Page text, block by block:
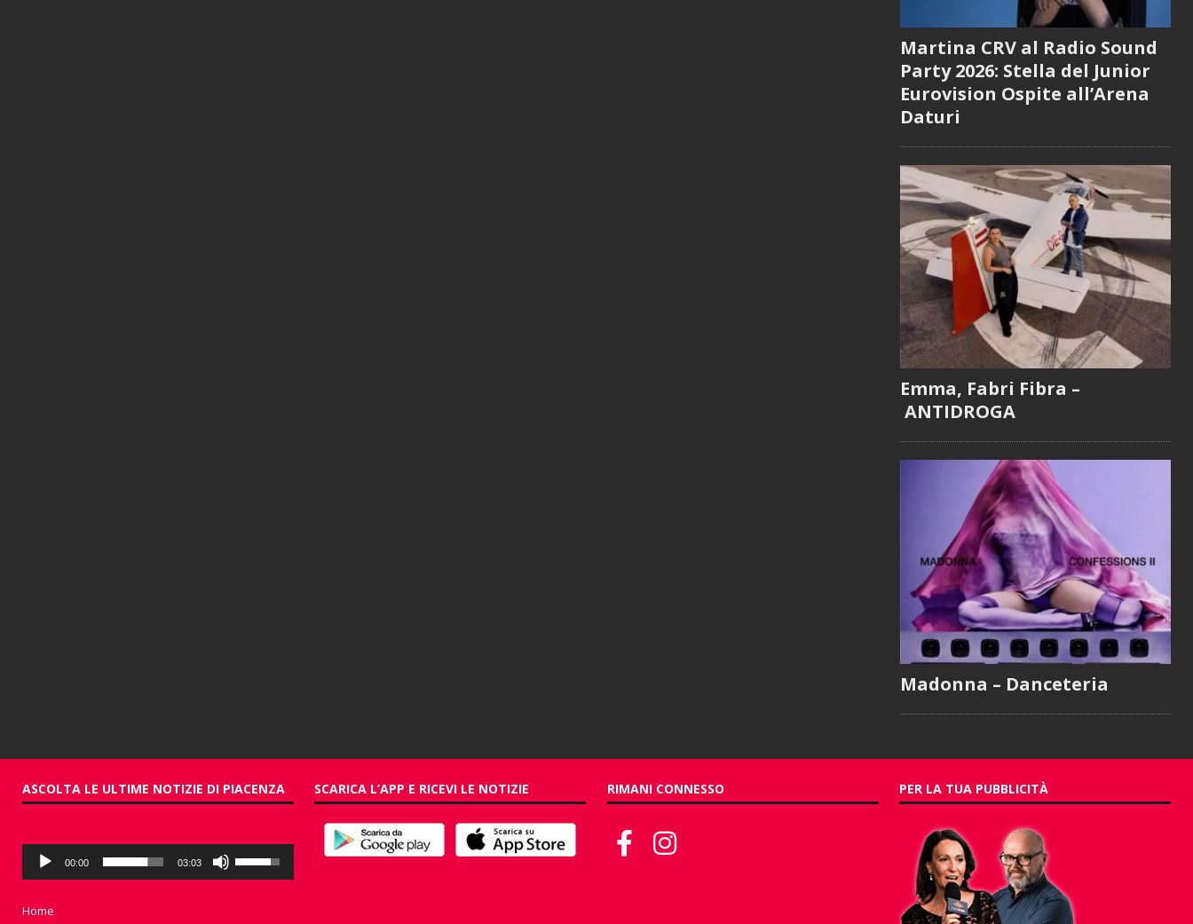
Martina CRV al Radio Sound
Party 2026: Stella del Junior
Eurovision Ospite all’Arena
Daturi
Emma, Fabri Fibra –
ANTIDROGA
Madonna – Danceteria
ASCOLTA LE ULTIME NOTIZIE DI PIACENZA
Audio
Player
00:00 03:03
i
Home
SCARICA L’APP E RICEVI LE NOTIZIE RIMANI CONNESSO PER LA TUA PUBBLICITÀ